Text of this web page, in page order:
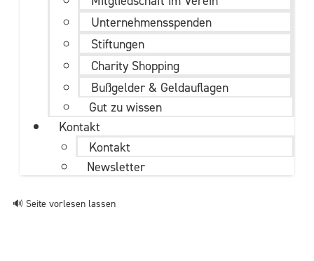
Unternehmens­spenden
Stiftungen
Charity Shopping
Bußgelder & Geldauflagen
Gut zu wissen
Kontakt
Kontakt
Newsletter
🔊 Seite vorlesen lassen